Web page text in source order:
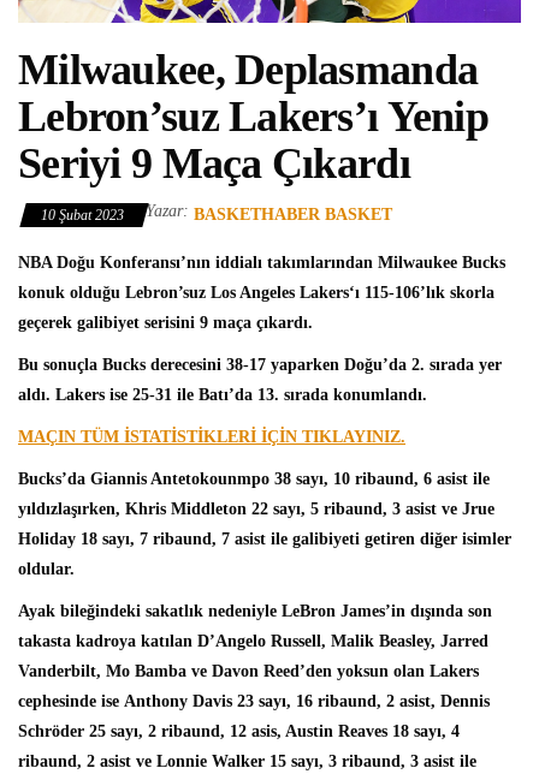
Milwaukee, Deplasmanda
Lebron’suz Lakers’ı Yenip
Seriyi 9 Maça Çıkardı
10 Şubat 2023 Yazar: BASKETHABER BASKET
NBA Doğu Konferansı’nın iddialı takımlarından Milwaukee Bucks
konuk olduğu Lebron’suz Los Angeles Lakers‘ı 115-106’lık skorla
geçerek galibiyet serisini 9 maça çıkardı.
Bu sonuçla Bucks derecesini 38-17 yaparken Doğu’da 2. sırada yer
aldı. Lakers ise 25-31 ile Batı’da 13. sırada konumlandı.
MAÇIN TÜM İSTATİSTİKLERİ İÇİN TIKLAYINIZ.
Bucks’da Giannis Antetokounmpo 38 sayı, 10 ribaund, 6 asist ile
yıldızlaşırken, Khris Middleton 22 sayı, 5 ribaund, 3 asist ve Jrue
Holiday 18 sayı, 7 ribaund, 7 asist ile galibiyeti getiren diğer isimler
oldular.
Ayak bileğindeki sakatlık nedeniyle LeBron James’in dışında son
takasta kadroya katılan D’Angelo Russell, Malik Beasley, Jarred
Vanderbilt, Mo Bamba ve Davon Reed’den yoksun olan Lakers
cephesinde ise Anthony Davis 23 sayı, 16 ribaund, 2 asist, Dennis
Schröder 25 sayı, 2 ribaund, 12 asis, Austin Reaves 18 sayı, 4
ribaund, 2 asist ve Lonnie Walker 15 sayı, 3 ribaund, 3 asist ile